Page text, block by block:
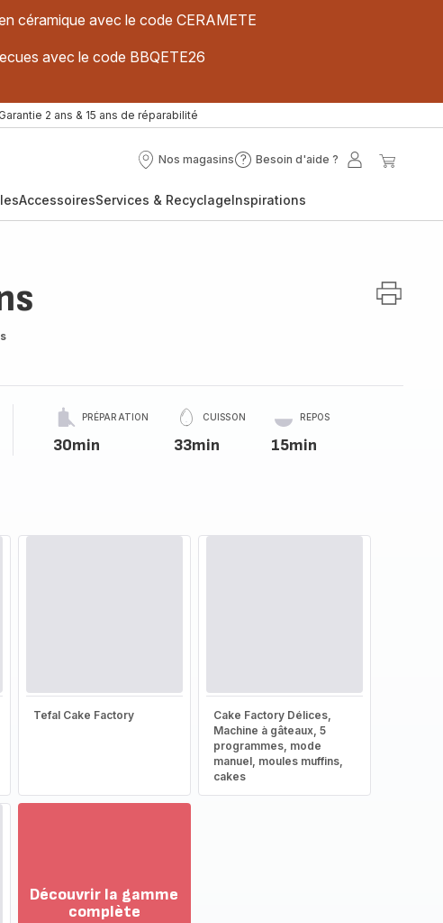
céramique avec le code CERAMETE
avec le code BBQETE26
Garantie 2 ans & 15 ans de réparabilité
Nos magasins
Nos
Besoin d'aide ?
Besoin
?
Mon
AccessoiresServices & RecyclageInspirations
PRÉPARATION
30min
CUISSON
33min
REPOS
15min
Tefal Cake Factory
Cake Factory Délices,
Machine à gâteaux, 5
programmes, mode
manuel, moules muffins,
cakes
Découvrir la gamme
complète